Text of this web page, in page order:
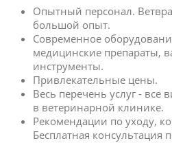
Опытный персонал.
большой опыт.
Современное
медицинские препараты,
инструменты.
Привлекательные цены.
Весь перечень услуг -
в ветеринарной клинике.
Рекомендации по уходу,
Бесплатная консультация